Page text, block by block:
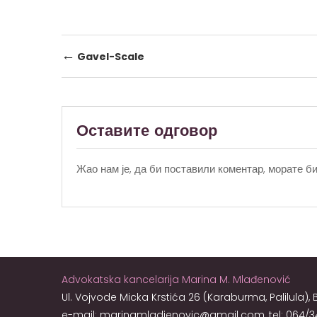
Post
navigation
← Gavel-Scale
Оставите одговор
Жао нам је, да би поставили коментар, морате
Advokatska kancelarija Marina M. Mlađenović
Ul. Vojvode Micka Krstića 26 (Karaburma, Palilula),